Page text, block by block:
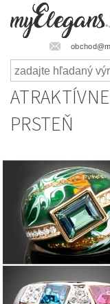
PRSTEŇ